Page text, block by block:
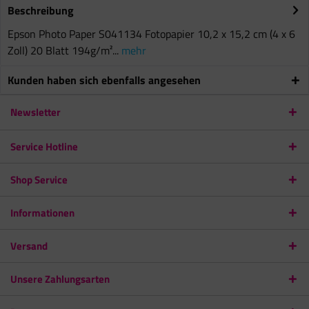
Beschreibung
Epson Photo Paper S041134 Fotopapier 10,2 x 15,2 cm (4 x 6
Zoll) 20 Blatt 194g/m²... mehr
Kunden haben sich ebenfalls angesehen
Newsletter
Service Hotline
Shop Service
Informationen
Versand
Unsere Zahlungsarten